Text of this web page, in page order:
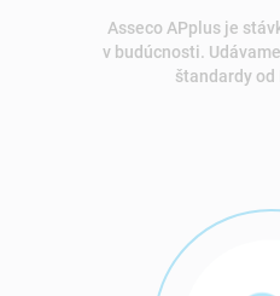
Asseco APplus je
v budúcnosti.
štandardy